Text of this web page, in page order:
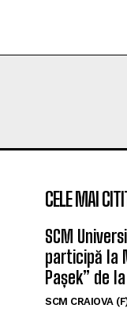
CELE MAI
SCM
participă la
Pașek” de
SCM CRAIOVA